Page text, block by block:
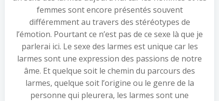
femmes sont encore présentés souvent
différemment au travers des stéréotypes de
l’émotion. Pourtant ce n’est pas de ce sexe là que je
parlerai ici. Le sexe des larmes est unique car les
larmes sont une expression des passions de notre
âme. Et quelque soit le chemin du parcours des
larmes, quelque soit l’origine ou le genre de la
personne qui pleurera, les larmes sont une